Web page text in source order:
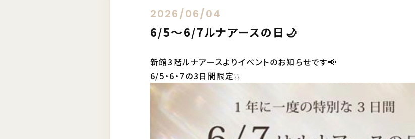
2026/06/04
6/5〜6/7ルナアースの日🌙
新館3階ルナアースよりイベントのお知らせです📢
6/5・6・7の3日間限定❕❕